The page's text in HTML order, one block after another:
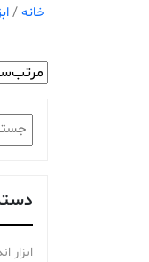
خانه/
برای:
ابزار